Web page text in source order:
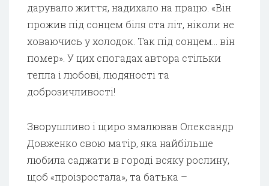
дарувало життя, надихало на працю. «Він
прожив під сонцем біля ста літ, ніколи не
ховаючись у холодок. Так під сонцем… він
помер». У цих спогадах автора стільки
тепла і любові, людяності та
доброзичливості!
Зворушливо і щиро змалював Олександр
Довженко свою матір, яка найбільше
любила саджати в городі всяку рослину,
щоб «проізростала», та батька –